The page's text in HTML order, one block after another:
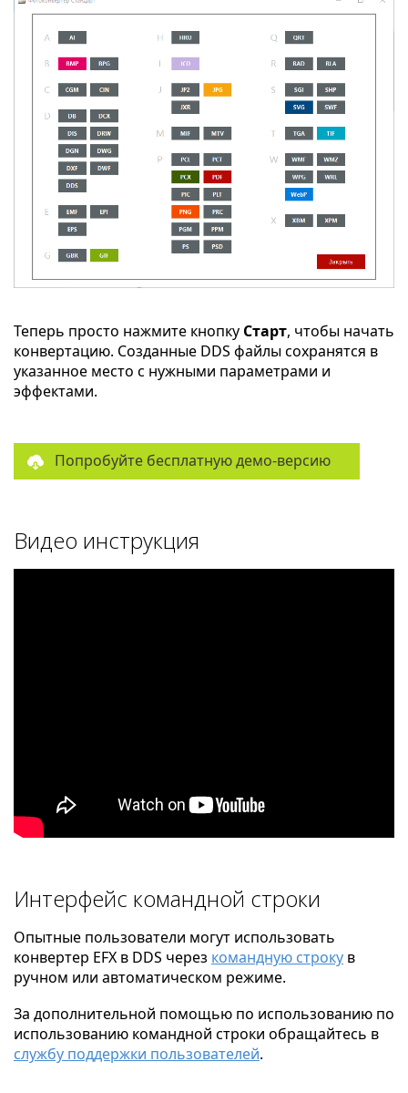
Теперь просто нажмите кнопку Старт, чтобы начать
конвертацию. Созданные DDS файлы сохранятся в
указанное место с нужными параметрами и
эффектами.
Попробуйте бесплатную демо-версию
Видео инструкция
Интерфейс командной строки
Опытные пользователи могут использовать
конвертер EFX в DDS через командную строку в
ручном или автоматическом режиме.
За дополнительной помощью по использованию по
использованию командной строки обращайтесь в
службу поддержки пользователей.